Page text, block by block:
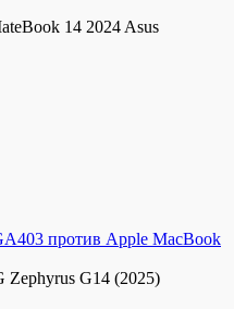
14 2024 Asus
против Apple MacBook
Zephyrus G14 (2025)